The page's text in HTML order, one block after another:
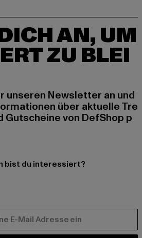
AN, UM
ZU BLEI
unseren Newsletter an und
über aktuelle Tre
Gutscheine von DefShop p
bist du interessiert?